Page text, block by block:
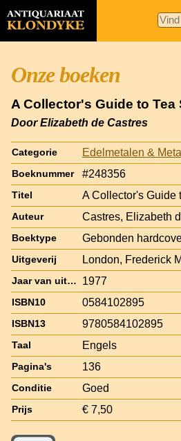
Onze boeken
A Collector's Guide to Tea
Door Elizabeth de Castres
Categorie Edelmetalen &
Boeknummer #248356
Titel A Collector's Guide
Auteur Castres, Elizabeth
Boektype Gebonden
Uitgeverij London, Frederick
Jaar van uitgave 1977
ISBN10 0584102895
ISBN13 9780584102895
Taal Engels
Pagina's 136
Conditie Goed
Prijs € 7,50